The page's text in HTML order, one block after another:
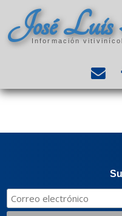
José Luis
Información